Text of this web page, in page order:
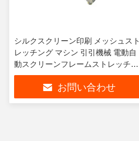
シルクスクリーン印刷 メッシュスト
レッチング マシン 引引機械 電動自
動スクリーンフレームストレッチン
グ マシン
お問い合わせ